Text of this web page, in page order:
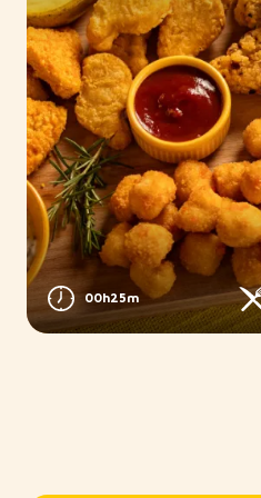
00h25m